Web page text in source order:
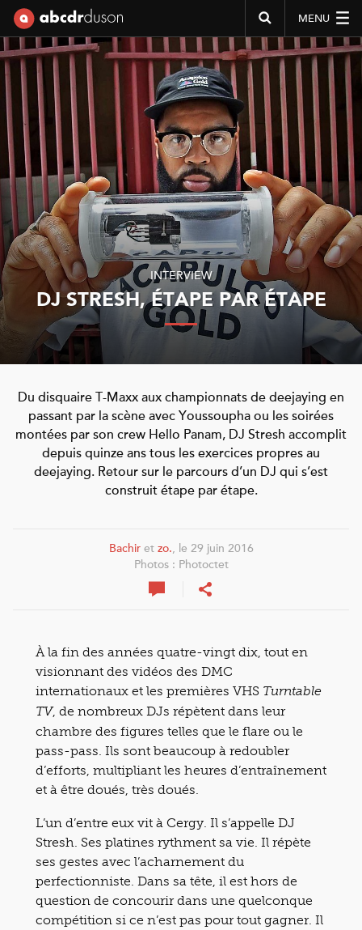
MENU
Abcdr du Son
INTERVIEW
DJ STRESH, ÉTAPE PAR ÉTAPE
Du disquaire T-Maxx aux championnats de deejaying en
passant par la scène avec Youssoupha ou les soirées
montées par son crew Hello Panam, DJ Stresh accomplit
depuis quinze ans tous les exercices propres au
deejaying. Retour sur le parcours d’un DJ qui s’est
construit étape par étape.
Bachiret zo., le 29 juin 2016
Photos : Photoctet
À la fin des années quatre-vingt dix, tout en
visionnant des vidéos des DMC
internationaux et les premières VHS Turntable
TV, de nombreux DJs répètent dans leur
chambre des figures telles que le flare ou le
pass-pass. Ils sont beaucoup à redoubler
d’efforts, multipliant les heures d’entraînement
et à être doués, très doués.
L’un d’entre eux vit à Cergy. Il s’appelle DJ
Stresh. Ses platines rythment sa vie. Il répète
ses gestes avec l’acharnement du
perfectionniste. Dans sa tête, il est hors de
question de concourir dans une quelconque
compétition si ce n’est pas pour tout gagner. Il